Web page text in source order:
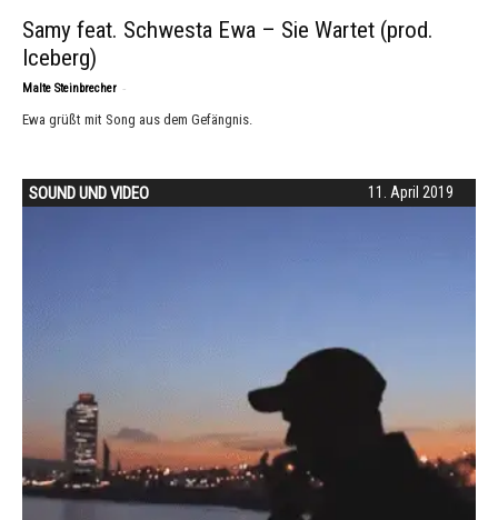
Samy feat. Schwesta Ewa – Sie Wartet (prod.
Iceberg)
Malte Steinbrecher -
Ewa grüßt mit Song aus dem Gefängnis.
11. April 2019
SOUND UND VIDEO